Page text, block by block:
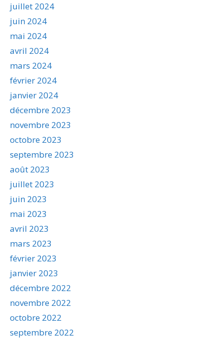
juillet 2024
juin 2024
mai 2024
avril 2024
mars 2024
février 2024
janvier 2024
décembre 2023
novembre 2023
octobre 2023
septembre 2023
août 2023
juillet 2023
juin 2023
mai 2023
avril 2023
mars 2023
février 2023
janvier 2023
décembre 2022
novembre 2022
octobre 2022
septembre 2022